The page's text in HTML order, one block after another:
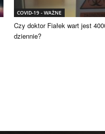
COVID-19 - WAŻNE
Czy doktor Fiałek wart jest
dziennie?